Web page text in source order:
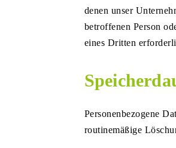
denen unser
betroffenen Person
eines Dritten
Personenbezogene
routinemäßige